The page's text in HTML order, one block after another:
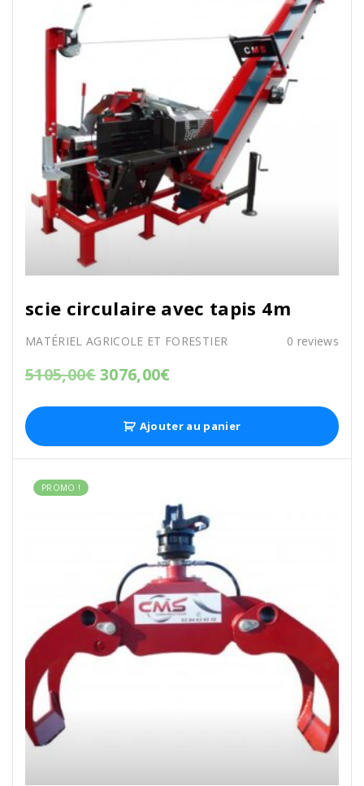
scie circulaire avec tapis 4m
MATÉRIEL AGRICOLE ET FORESTIER 0 reviews
5105,00€3076,00€
Ajouter au panier
PROMO !